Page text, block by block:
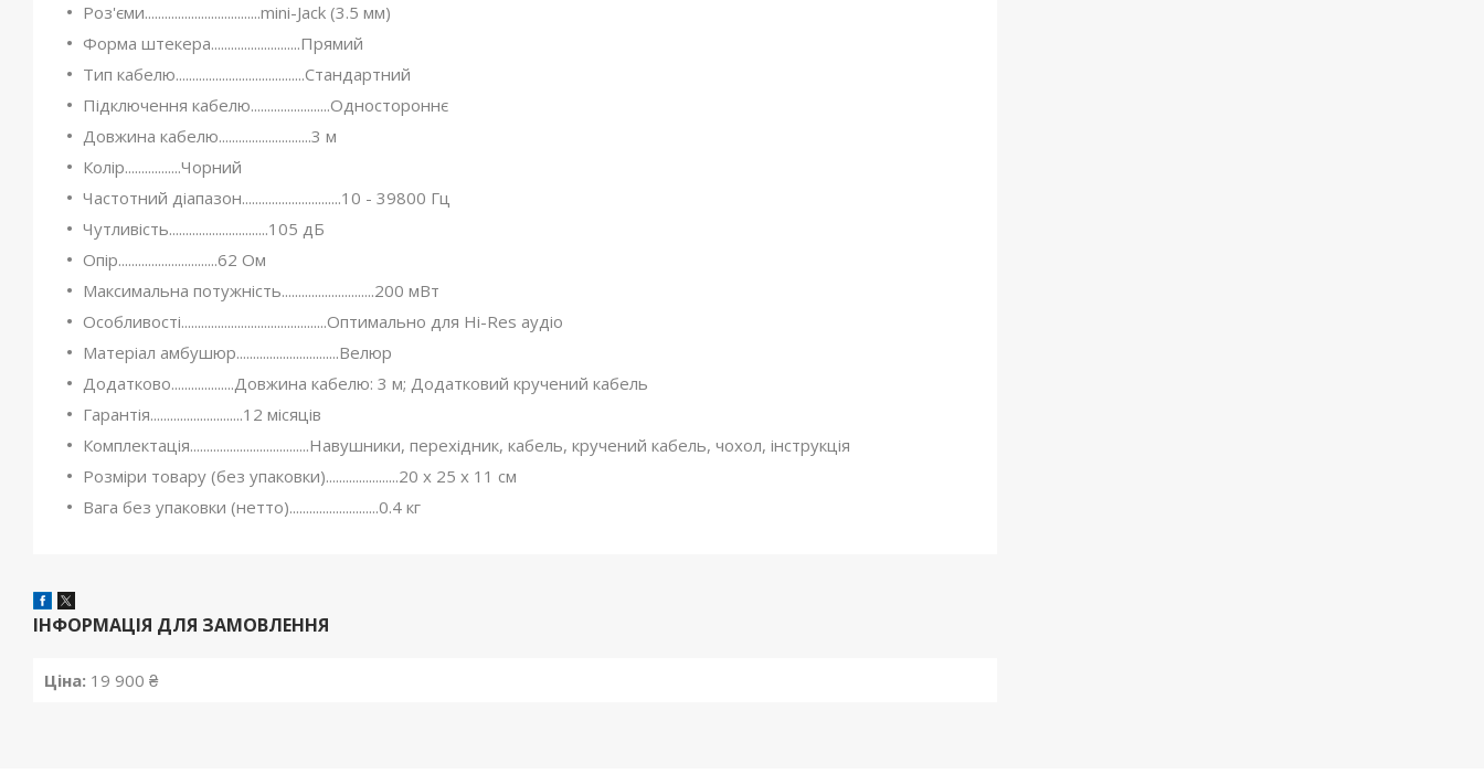
Роз'єми...................................mini-Jack (3.5 мм)
Форма штекера...........................Прямий
Тип кабелю.......................................Стандартний
Підключення кабелю........................Одностороннє
Довжина кабелю............................3 м
Колір.................Чорний
Частотний діапазон..............................10 - 39800 Гц
Чутливість..............................105 дБ
Опір..............................62 Ом
Максимальна потужність............................200 мВт
Особливості............................................Оптимально для Hi-Res аудіо
Матеріал амбушюр...............................Велюр
Додатково...................Довжина кабелю: 3 м; Додатковий кручений кабель
Гарантія............................12 місяців
Комплектація....................................Навушники, перехідник, кабель, кручений кабель, чохол, інструкція
Розміри товару (без упаковки)......................20 x 25 x 11 см
Вага без упаковки (нетто)...........................0.4 кг
ІНФОРМАЦІЯ ДЛЯ ЗАМОВЛЕННЯ
Ціна: 19 900 ₴